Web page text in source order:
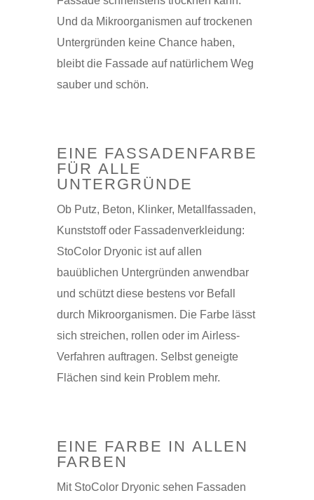
Und da Mikroorganismen auf trockenen
Untergründen keine Chance haben,
bleibt die Fassade auf natürlichem Weg
sauber und schön.
EINE FASSADENFARBE
FÜR ALLE
UNTERGRÜNDE
Ob Putz, Beton, Klinker, Metallfassaden,
Kunststoff oder Fassadenverkleidung:
StoColor Dryonic ist auf allen
bauüblichen Untergründen anwendbar
und schützt diese bestens vor Befall
durch Mikroorganismen. Die Farbe lässt
sich streichen, rollen oder im Airless-
Verfahren auftragen. Selbst geneigte
Flächen sind kein Problem mehr.
EINE FARBE IN ALLEN
FARBEN
Mit StoColor Dryonic sehen Fassaden